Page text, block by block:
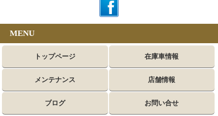
MENU
トップページ 在庫車情報
メンテナンス 店舗情報
ブログ お問い合せ